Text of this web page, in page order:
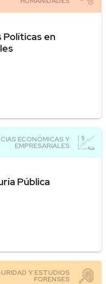
Políticas en
Pública